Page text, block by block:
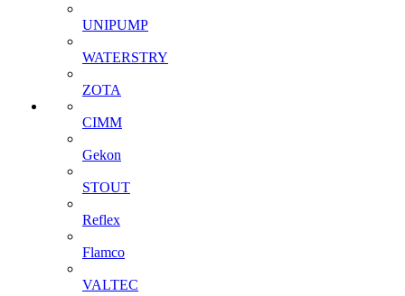
UNIPUMP
WATERSTRY
ZOTA
CIMM
Gekon
STOUT
Reflex
Flamco
VALTEC